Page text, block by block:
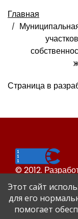
Главная
Страница в
© 2012.
Все права
соглашениями.
Этот сайт
для его
помогает